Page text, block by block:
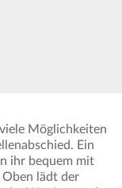
Möglichkeiten
Ein
ihr bequem mit
lädt der